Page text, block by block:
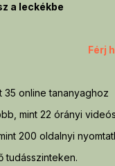
a leckékbe
Férj
35 online tananyaghoz
mint 22 órányi
200 oldalnyi
tudásszinteken.